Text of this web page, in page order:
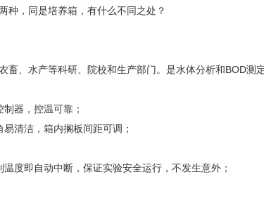
种，同是培养箱，有什么不同之处？
畜、水产等科研、院校和生产部门。是水体分析和BOD测
器，控温可靠；
清洁，箱内搁板间距可调；
度即自动中断，保证实验安全运行，不发生意外；